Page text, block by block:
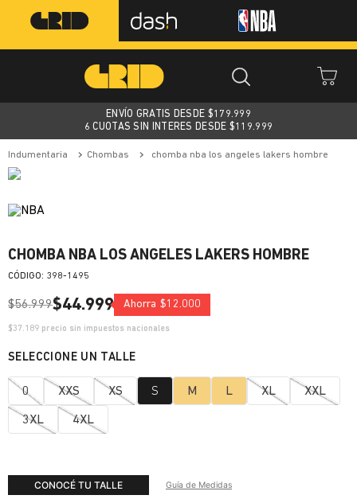
ENVÍO GRATIS DESDE $179.999
6 CUOTAS SIN INTERES DESDE $119.999
indumentaria chombas chomba nba los angeles lakers hombre
CHOMBA NBA LOS ANGELES LAKERS HOMBRE
: 398-1495
$56.999$44.999 Ahorra $12.000
$37.189 precio sin impuestos nacionales
0 XXS XS S M L XL XXL
3XL 4XL
CONOCÉ TU TALLE Guía de Medidas